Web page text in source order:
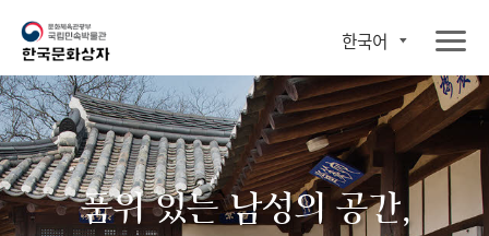
한국어
품위 있는 남성의 공간,